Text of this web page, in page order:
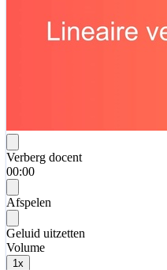
Verberg docent
00:00
Afspelen
Geluid uitzetten
Volume
1 x